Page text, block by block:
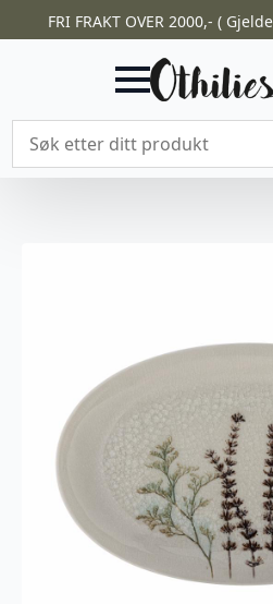
FRI FRAKT OVER 2000,- (